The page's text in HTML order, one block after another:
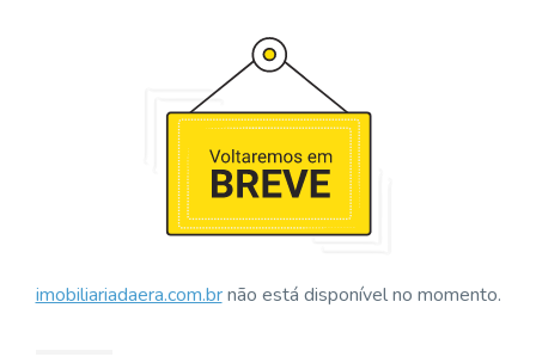
imobiliariadaera.com.brnão está disponível no momento.